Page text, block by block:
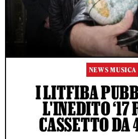
NEWS MUSICA
I LITFIBA
L'INEDITO ‘17
CASSETTO DA